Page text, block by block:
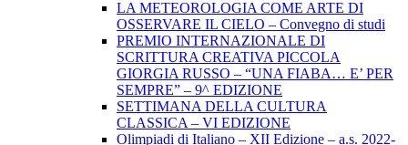
LA METEOROLOGIA COME ARTE DI
OSSERVARE IL CIELO – Convegno di studi
PREMIO INTERNAZIONALE DI
SCRITTURA CREATIVA PICCOLA
GIORGIA RUSSO – “UNA FIABA… E’ PER
SEMPRE” – 9^ EDIZIONE
SETTIMANA DELLA CULTURA
CLASSICA – VI EDIZIONE
Olimpiadi di Italiano – XII Edizione – a.s. 2022-